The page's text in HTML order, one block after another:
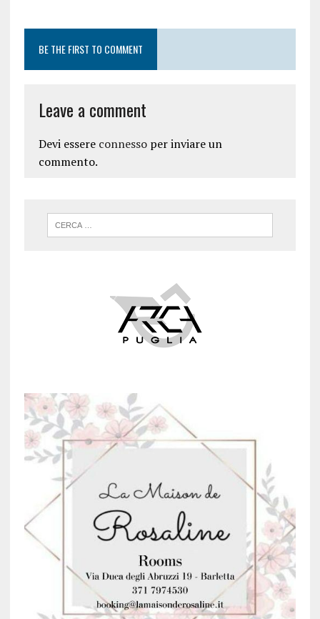
BE THE FIRST TO COMMENT
Leave a comment
Devi essere connessoper inviare un
commento.